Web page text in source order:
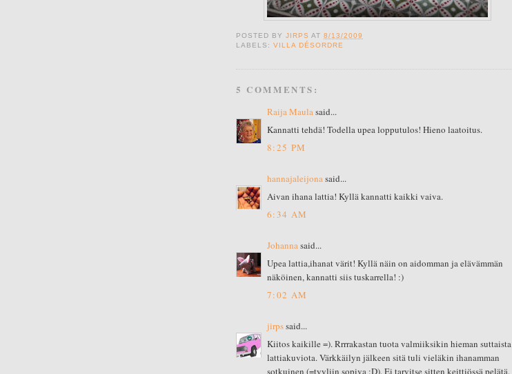
POSTED BYJIRPS AT8/13/2009
LABELS:VILLA DÉSORDRE
5 COMMENTS:
Raija Maula said...
Kannatti tehdä! Todella upea lopputulos! Hieno laatoitus.
8:25 PM
hannajaleijona said...
Aivan ihana lattia! Kyllä kannatti kaikki vaiva.
6:34 AM
Johanna said...
Upea lattia,ihanat värit! Kyllä näin on aidomman ja elävämmän
näköinen, kannatti siis tuskarrella! :)
7:02 AM
jirpssaid...
Kiitos kaikille =). Rrrrakastan tuota valmiiksikin hieman suttaista
lattiakuviota. Värkkäilyn jälkeen sitä tuli vieläkin ihanamman
sotkuinen (=tyyliin sopiva :D). Ei tarvitse sitten keittiössä pelätä,